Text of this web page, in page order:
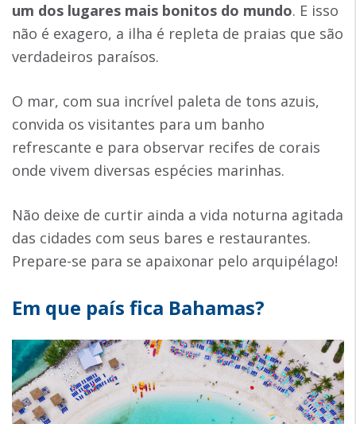
um dos lugares mais bonitos do mundo. E isso
não é exagero, a ilha é repleta de praias que são
verdadeiros paraísos.
O mar, com sua incrível paleta de tons azuis,
convida os visitantes para um banho
refrescante e para observar recifes de corais
onde vivem diversas espécies marinhas.
Não deixe de curtir ainda a vida noturna agitada
das cidades com seus bares e restaurantes.
Prepare-se para se apaixonar pelo arquipélago!
Em que país fica Bahamas?